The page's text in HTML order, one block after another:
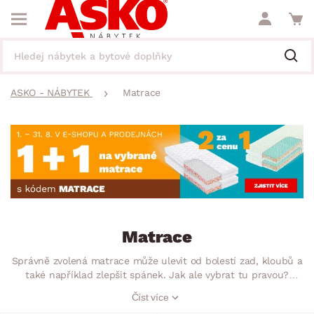
ASKO - NÁBYTEK Matrace
Matrace
Správně zvolená matrace může ulevit od bolestí zad, kloubů a
také například zlepšit spánek. Jak ale vybrat tu pravou?
třeba 180×200, proto vybírejte podle dalších důležitých
Číst více